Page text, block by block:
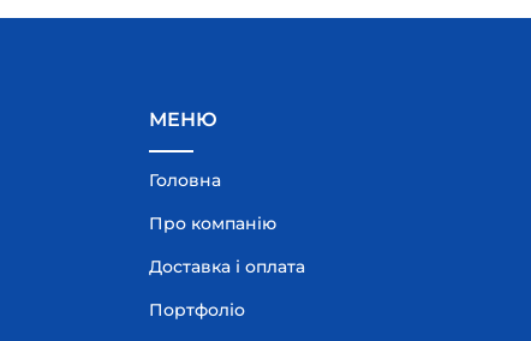
МЕНЮ
Головна
Про компанію
Доставка і оплата
Портфоліо